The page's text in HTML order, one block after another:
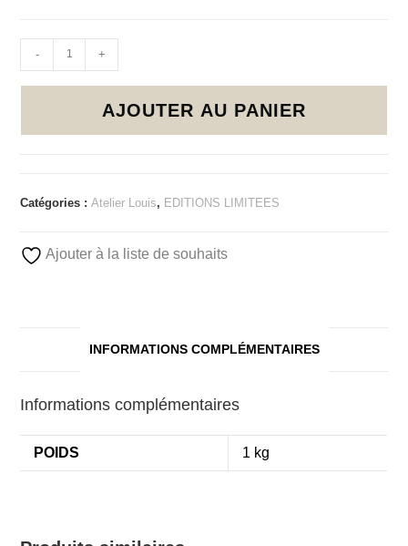
- +
AJOUTER AU PANIER
Catégories :Atelier Louis, EDITIONS LIMITEES
Ajouter à la liste de souhaits
INFORMATIONS COMPLÉMENTAIRES
Informations complémentaires
POIDS 1 kg